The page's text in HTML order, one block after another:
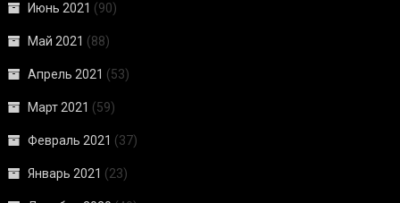
Июнь 2021 (90)
Май 2021 (88)
Апрель 2021 (53)
Март 2021 (59)
Февраль 2021 (37)
Январь 2021 (23)